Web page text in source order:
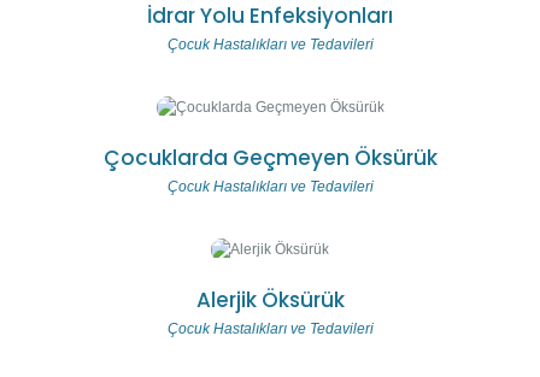
İdrar Yolu Enfeksiyonları
Çocuk Hastalıkları ve Tedavileri
Çocuklarda Geçmeyen Öksürük
Çocuk Hastalıkları ve Tedavileri
Alerjik Öksürük
Çocuk Hastalıkları ve Tedavileri